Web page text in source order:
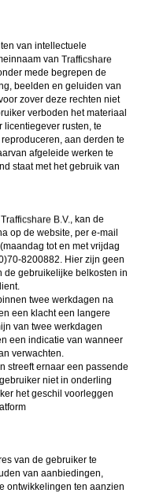
van intellectuele
van
mede begrepen de
beelden en geluiden van
zover deze rechten niet
verboden het materiaal
licentiegever rusten, te
aan derden te
afgeleide werken te
staat met het gebruik van
, kan de
op de website, per e-mail
tot en met vrijdag
8200882. Hier zijn geen
de gebruikelijke belkosten in
twee werkdagen na
een klacht een langere
van twee werkdagen
een indicatie van wanneer
verwachten.
streeft ernaar een passende
niet in onderling
het geschil voorleggen
van de gebruiker te
van aanbiedingen,
ontwikkelingen ten aanzien